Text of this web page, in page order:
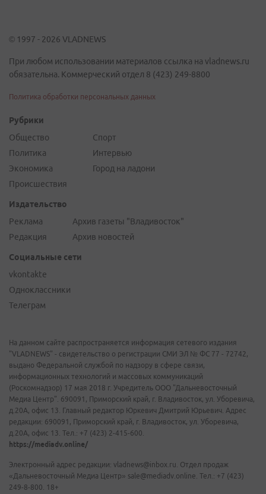
© 1997 - 2026 VLADNEWS
При любом использовании материалов ссылка на vladnews.ru
обязательна. Коммерческий отдел 8 (423) 249-8800
Политика обработки персональных данных
Рубрики
Общество
Политика
Экономика
Происшествия
Спорт
Интервью
Город на ладони
Издательство
Реклама
Редакция
Архив газеты "Владивосток"
Архив новостей
Социальные сети
vkontakte
Одноклассники
Телеграм
На данном сайте распространяется информация сетевого издания
"VLADNEWS" - свидетельство о регистрации СМИ ЭЛ № ФС 77 - 72742,
выдано Федеральной службой по надзору в сфере связи,
информационных технологий и массовых коммуникаций
(Роскомнадзор) 17 мая 2018 г. Учредитель ООО "Дальневосточный
Медиа Центр". 690091, Приморский край, г. Владивосток, ул. Уборевича,
д.20А, офис 13. Главный редактор Юркевич Дмитрий Юрьевич. Адрес
редакции: 690091, Приморский край, г. Владивосток, ул. Уборевича,
д.20А, офис 13. Тел.: +7 (423) 2-415-600.
https://mediadv.online/
Электронный адрес редакции: vladnews@inbox.ru. Отдел продаж
«Дальневосточный Медиа Центр» sale@mediadv.online. Тел.: +7 (423)
249-8-800. 18+